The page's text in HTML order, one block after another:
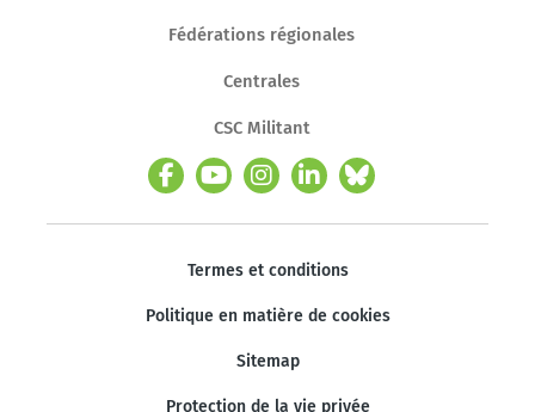
Fédérations régionales
Centrales
CSC Militant
Termes et conditions
Politique en matière de cookies
Sitemap
Protection de la vie privée